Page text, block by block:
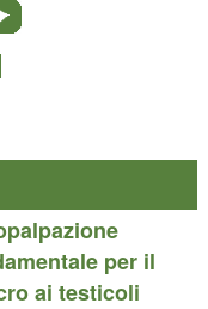
per il
ai testicoli